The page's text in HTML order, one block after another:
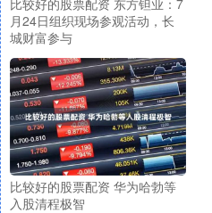
比较好的股票配资 东方钽业：7
月24日组织现场参观活动，长
城财富参与
比较好的股票配资 华为哈勃等
入股清程极智